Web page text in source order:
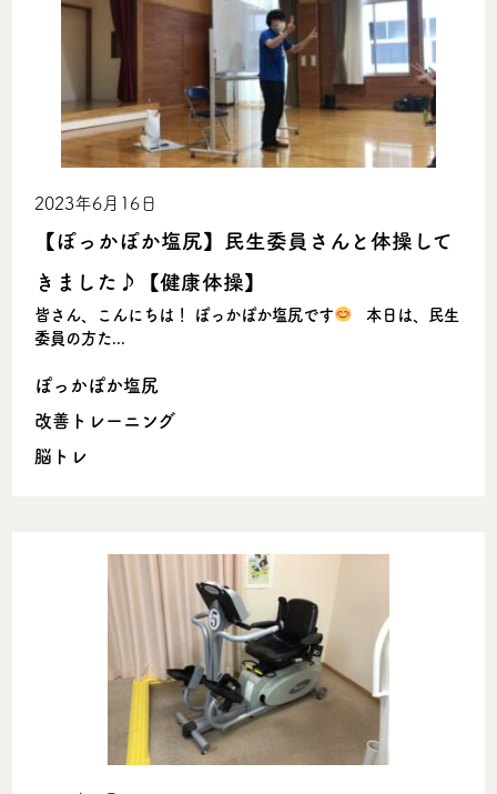
2023年6月16日
【ぽっかぽか塩尻】民生委員さんと体操して
きました♪【健康体操】
皆さん、こんにちは！ ぽっかぽか塩尻です
本日は、民生
委員の方た...
ぽっかぽか塩尻
改善トレーニング
脳トレ